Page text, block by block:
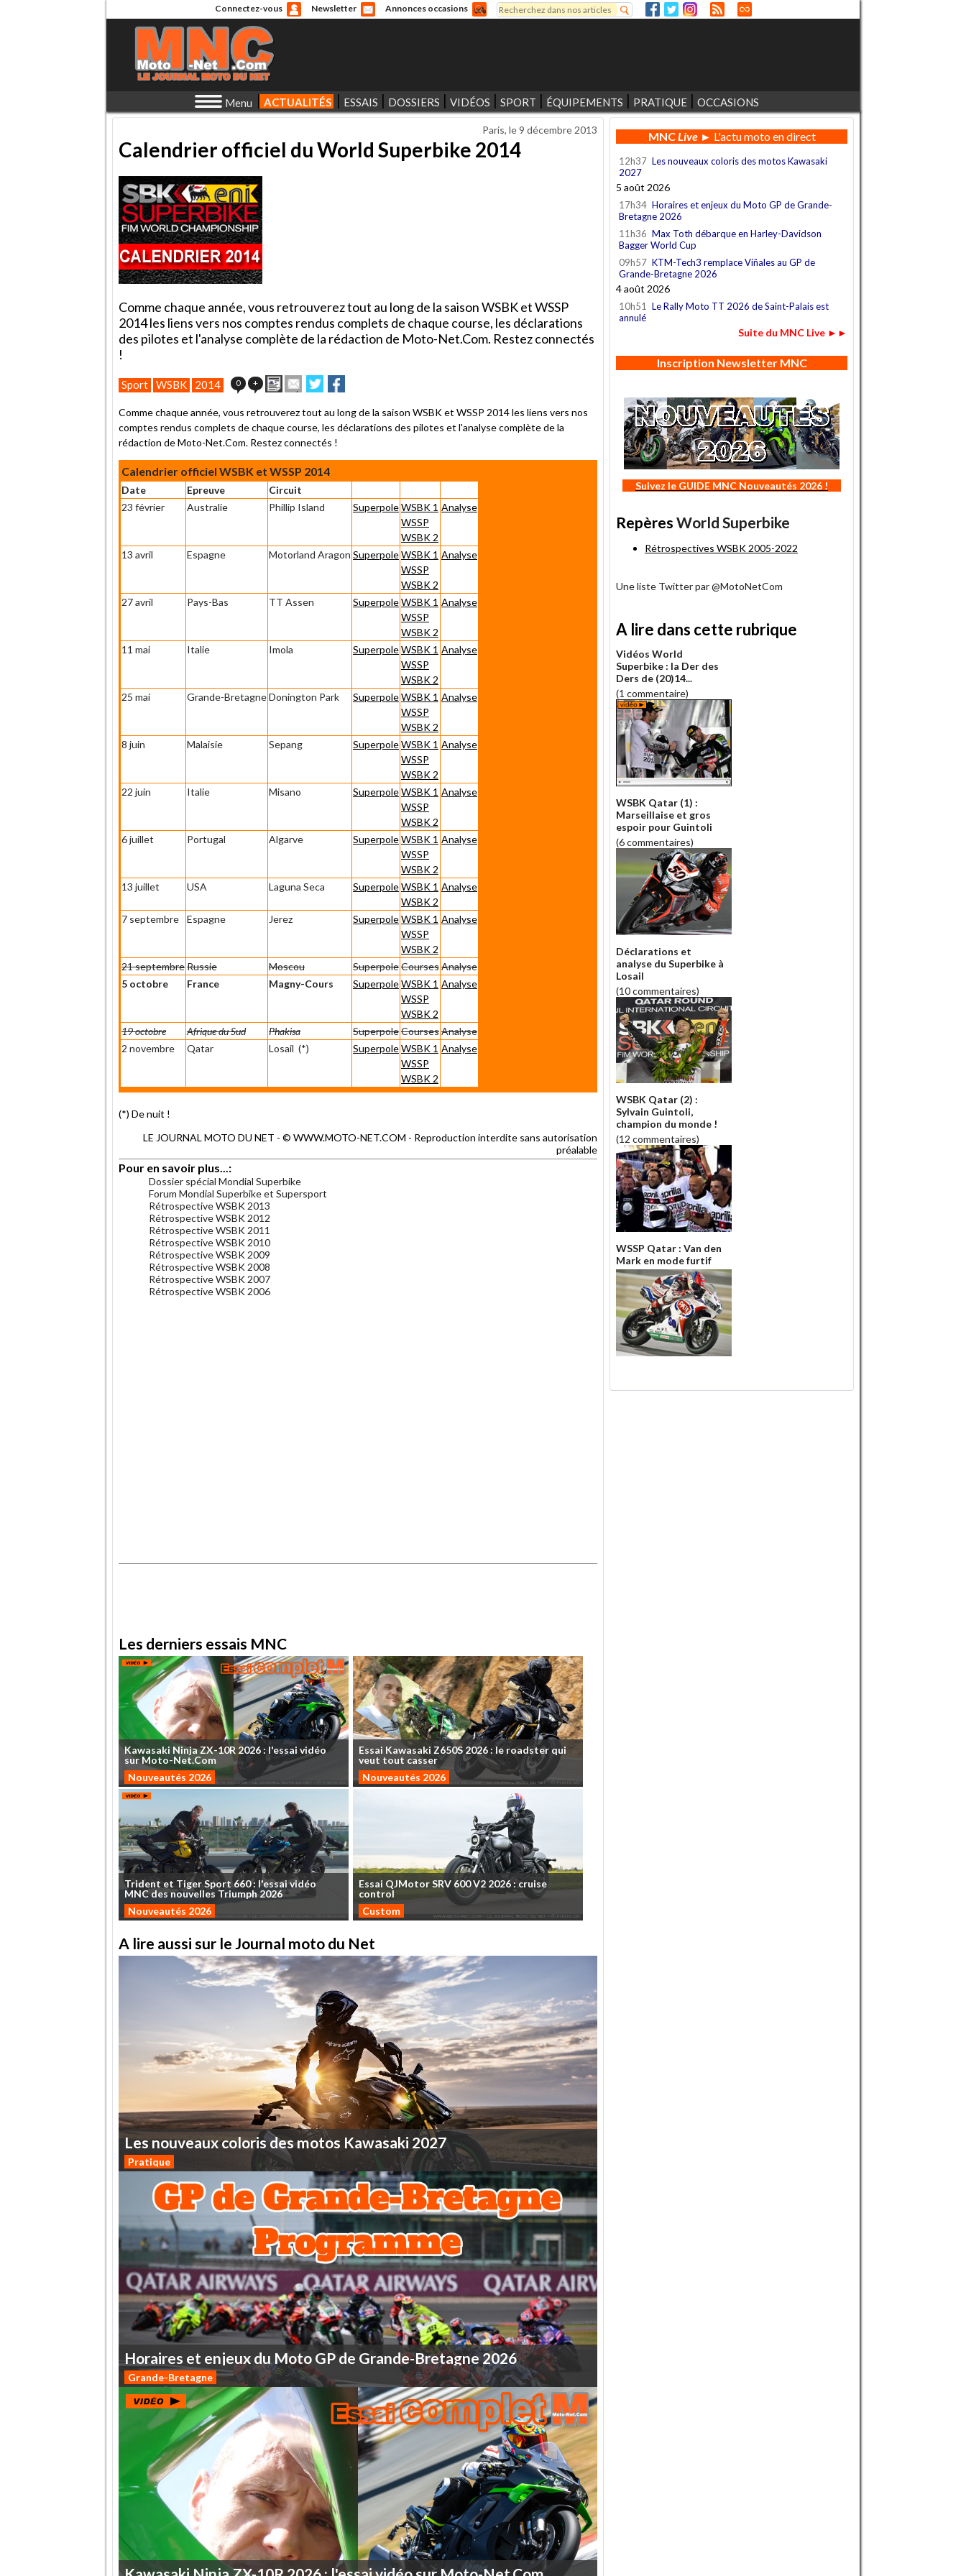
Connectez-vous Newsletter Annonces occasions
Formulaire de recherche
Rechercher
Menu ACTUALITÉS ESSAIS DOSSIERS VIDÉOS SPORT ÉQUIPEMENTS PRATIQUE OCCASIONS
Paris, le9 décembre 2013
Calendrier officiel du World Superbike 2014
Comme chaque année, vous retrouverez tout au long de la saison WSBK et WSSP
2014 les liens vers nos comptes rendus complets de chaque course, les déclarations
des pilotes et l'analyse complète de la rédaction de Moto-Net.Com. Restez connectés
!
Sport WSBK 2014 0 + ImprimerEnvoyer
cet
à
un
ami
Partager
sur
sur
Comme chaque année, vous retrouverez tout au long de la saison WSBK et WSSP 2014 les liens vers nos
comptes rendus complets de chaque course, les déclarations des pilotes et l'analyse complète de la
rédaction de Moto-Net.Com. Restez connectés !
Calendrier officiel WSBK et WSSP 2014
Date Epreuve
Circuit
23 février
Australie Phillip Island SuperpoleWSBK 1
WSSP
WSBK 2
Analyse
13 avril Espagne Motorland Aragon SuperpoleWSBK 1
WSSP
WSBK 2
Analyse
27 avril Pays-Bas TT Assen SuperpoleWSBK 1
WSSP
WSBK 2
Analyse
11 mai Italie Imola SuperpoleWSBK 1
WSSP
WSBK 2
Analyse
25 mai Grande-BretagneDonington Park SuperpoleWSBK 1
WSSP
WSBK 2
Analyse
8 juin Malaisie Sepang SuperpoleWSBK 1
WSSP
WSBK 2
Analyse
22 juin Italie Misano SuperpoleWSBK 1
WSSP
WSBK 2
Analyse
6 juillet Portugal Algarve SuperpoleWSBK 1
WSSP
WSBK 2
Analyse
13 juillet USA Laguna Seca SuperpoleWSBK 1
WSBK 2
Analyse
7 septembre Espagne Jerez SuperpoleWSBK 1
WSSP
WSBK 2
Analyse
21 septembreRussie Moscou SuperpoleCoursesAnalyse
5 octobre
France Magny-Cours SuperpoleWSBK 1
WSSP
WSBK 2
Analyse
19 octobre Afrique du Sud Phakisa SuperpoleCoursesAnalyse
2 novembre
Qatar Losail (*) SuperpoleWSBK 1
WSSP
WSBK 2
Analyse
(*) De nuit !
LE JOURNAL MOTO DU NET - © WWW.MOTO-NET.COM - Reproduction interdite sans autorisation
préalable
Pour en savoir plus...:
Dossier spécial Mondial Superbike
Forum Mondial Superbike et Supersport
Rétrospective WSBK 2013
Rétrospective WSBK 2012
Rétrospective WSBK 2011
Rétrospective WSBK 2010
Rétrospective WSBK 2009
Rétrospective WSBK 2008
Rétrospective WSBK 2007
Rétrospective WSBK 2006
Les derniers essais MNC
Kawasaki NinjaZX-10R 2026 : l'essai vidéo
sur Moto-Net.Com
Nouveautés 2026
Essai Kawasaki Z650S2026: le roadster qui
veut tout casser
Nouveautés 2026
Trident et TigerSport 660: l'essaividéo
MNCdesnouvelles Triumph2026
Nouveautés 2026
Essai QJMotorSRV 600V2 2026: cruise
control
Custom
A lire aussi sur le Journal moto du Net
Lesnouveauxcoloris desmotos Kawasaki 2027
Pratique
Horaires et enjeux du Moto GP de Grande-Bretagne 2026
Grande-Bretagne
MNCLive► L'actu moto en direct
12h37 Les nouveaux coloris des motos Kawasaki
2027
5 août 2026
17h34 Horaires et enjeux du Moto GP de Grande-
Bretagne 2026
11h36 Max Toth débarque en Harley-Davidson
Bagger World Cup
09h57 KTM-Tech3 remplace Viñales au GP de
Grande-Bretagne 2026
4 août 2026
10h51
Le Rally Moto TT 2026 de Saint-Palais est
annulé
Suite du MNC Live ►►
Inscription Newsletter MNC
Suivez le GUIDE MNC Nouveautés 2026 !
Repères World Superbike
Rétrospectives WSBK 2005-2022
Une liste Twitter par @MotoNetCom
A lire dans cette rubrique
Vidéos World
Superbike : la Der des
Ders de (20)14...
(1 commentaire)
WSBK Qatar (1) :
Marseillaise et gros
espoir pour Guintoli
(6 commentaires)
Déclarations et
analyse du Superbike à
Losail
(10 commentaires)
WSBK Qatar (2) :
Sylvain Guintoli,
champion du monde !
(12 commentaires)
WSSP Qatar : Van den
Mark en mode furtif